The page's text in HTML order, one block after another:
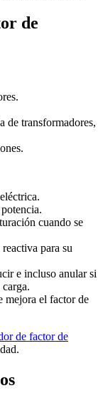
de
de transformadores,
cuando se
para su
e incluso anular si
mejora el factor de
de factor de